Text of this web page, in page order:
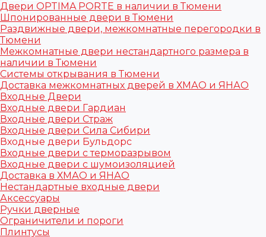
Двери OPTIMA PORTE в наличии в Тюмени
Шпонированные двери в Тюмени
Раздвижные двери, межкомнатные перегородки в
Тюмени
Межкомнатные двери нестандартного размера в
наличии в Тюмени
Системы открывания в Тюмени
Доставка межкомнатных дверей в ХМАО и ЯНАО
Входные Двери
Входные двери Гардиан
Входные двери Страж
Входные двери Сила Сибири
Входные двери Бульдорс
Входные двери с терморазрывом
Входные двери с шумоизоляцией
Доставка в ХМАО и ЯНАО
Нестандартные входные двери
Аксессуары
Ручки дверные
Ограничители и пороги
Плинтусы